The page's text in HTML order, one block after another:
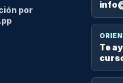
por
Te